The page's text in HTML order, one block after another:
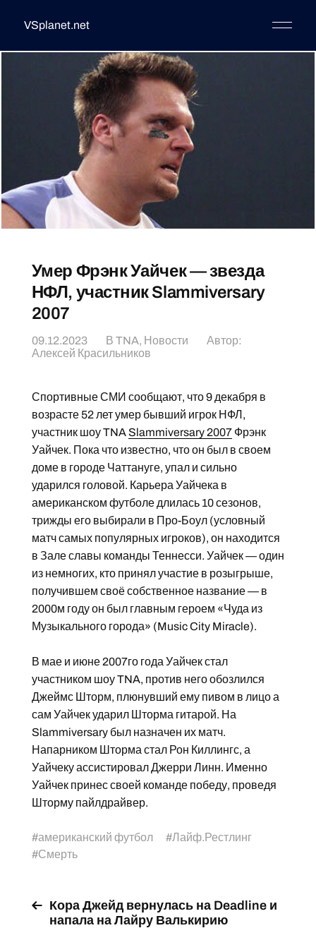
VSplanet.net
Умер Фрэнк Уайчек — звезда
НФЛ, участник Slammiversary
2007
09.12.2023 В TNA, Новости
Автор:
Алексей Красильников
Спортивные СМИ сообщают, что 9 декабря в
возрасте 52 лет умер бывший игрок НФЛ,
участник шоу TNA Slammiversary 2007Фрэнк
Уайчек. Пока что известно, что он был в своем
доме в городе Чаттануге, упал и сильно
ударился головой. Карьера Уайчека в
американском футболе длилась 10 сезонов,
трижды его выбирали в Про-Боул (условный
матч самых популярных игроков), он находится
в Зале славы команды Теннесси. Уайчек — один
из немногих, кто принял участие в розыгрыше,
получившем своё собственное название — в
2000м году он был главным героем «Чуда из
Музыкального города» (Music City Miracle).
В мае и июне 2007го года Уайчек стал
участником шоу TNA, против него обозлился
Джеймс Шторм, плюнувший ему пивом в лицо а
сам Уайчек ударил Шторма гитарой. На
Slammiversary был назначен их матч.
Напарником Шторма стал Рон Киллингс, а
Уайчеку ассистировал Джерри Линн. Именно
Уайчек принес своей команде победу, проведя
Шторму пайлдрайвер.
#американский футбол #Лайф.Рестлинг
#Смерть
Кора Джейд вернулась на Deadline и
напала на Лайру Валькирию